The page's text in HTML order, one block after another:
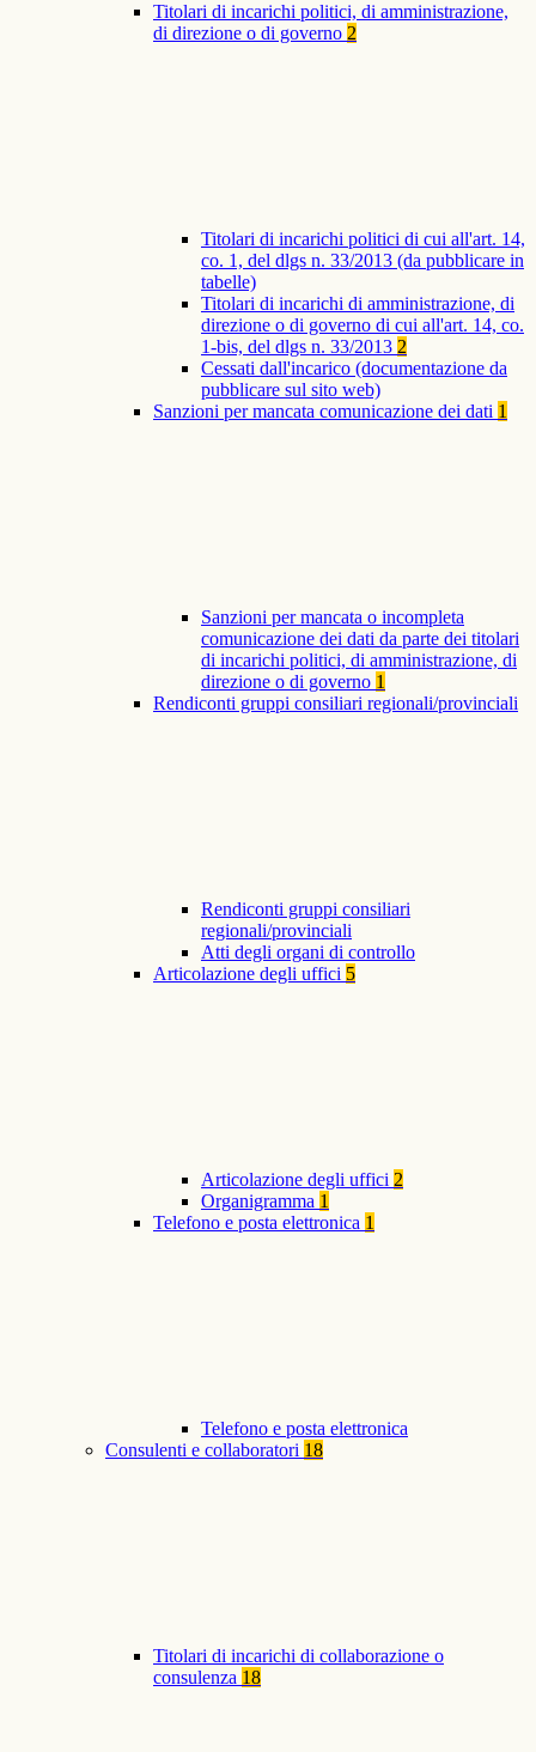
Titolari di incarichi politici, di amministrazione,
di direzione o di governo 2
Titolari di incarichi politici di cui all'art. 14,
co. 1, del dlgs n. 33/2013 (da pubblicare in
tabelle)
Titolari di incarichi di amministrazione, di
direzione o di governo di cui all'art. 14, co.
1-bis, del dlgs n. 33/2013 2
Cessati dall'incarico (documentazione da
pubblicare sul sito web)
Sanzioni per mancata comunicazione dei dati 1
Sanzioni per mancata o incompleta
comunicazione dei dati da parte dei titolari
di incarichi politici, di amministrazione, di
direzione o di governo 1
Rendiconti gruppi consiliari regionali/provinciali
Rendiconti gruppi consiliari
regionali/provinciali
Atti degli organi di controllo
Articolazione degli uffici 5
Articolazione degli uffici 2
Organigramma 1
Telefono e posta elettronica 1
Telefono e posta elettronica
Consulenti e collaboratori 18
Titolari di incarichi di collaborazione o
consulenza 18